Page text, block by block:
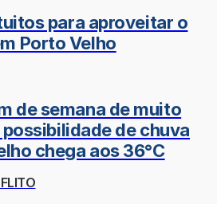
para aproveitar o
Porto Velho
de semana de muito
de chuva
chega aos 36°C